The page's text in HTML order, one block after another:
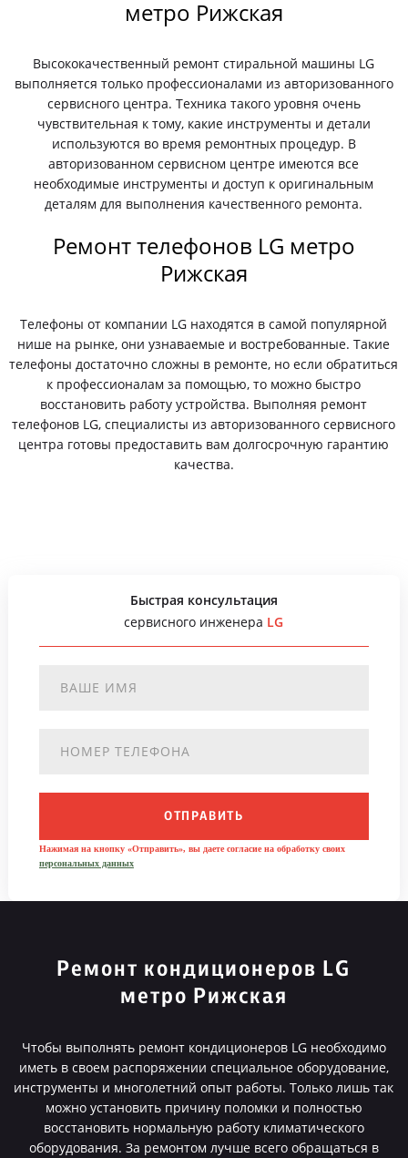
метро Рижская
Высококачественный ремонт стиральной машины LG
выполняется только профессионалами из авторизованного
сервисного центра. Техника такого уровня очень
чувствительная к тому, какие инструменты и детали
используются во время ремонтных процедур. В
авторизованном сервисном центре имеются все
необходимые инструменты и доступ к оригинальным
деталям для выполнения качественного ремонта.
Ремонт телефонов LG метро
Рижская
Телефоны от компании LG находятся в самой популярной
нише на рынке, они узнаваемые и востребованные. Такие
телефоны достаточно сложны в ремонте, но если обратиться
к профессионалам за помощью, то можно быстро
восстановить работу устройства. Выполняя ремонт
телефонов LG, специалисты из авторизованного сервисного
центра готовы предоставить вам долгосрочную гарантию
качества.
Быстрая консультация
сервисного инженера LG
ОТПРАВИТЬ
Нажимая на кнопку «Отправить», вы даете согласие на обработку своих
персональных данных
Ремонт кондиционеров LG
метро Рижская
Чтобы выполнять ремонт кондиционеров LG необходимо
иметь в своем распоряжении специальное оборудование,
инструменты и многолетний опыт работы. Только лишь так
можно установить причину поломки и полностью
восстановить нормальную работу климатического
оборудования. За ремонтом лучше всего обращаться в